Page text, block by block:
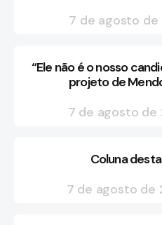
7 de agosto
“Ele não é o nosso
projeto de
7 de agosto de
Coluna
7 de agosto de